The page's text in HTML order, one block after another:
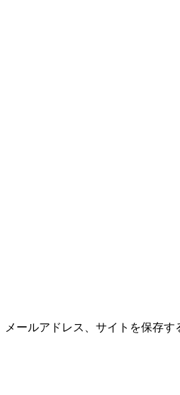
ールアドレス、サイトを保存す